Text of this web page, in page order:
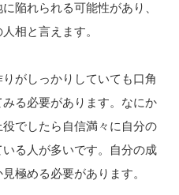
陥れられる可能性があり、
相と言えます。
がしっかりしていても口角
る必要があります。なにか
でしたら自信満々に自分の
る人が多いです。自分の成
極める必要があります。